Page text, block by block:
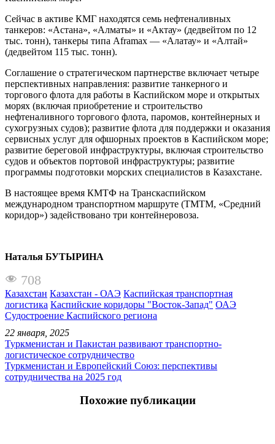
Сейчас в активе КМГ находятся семь нефтеналивных
танкеров: «Астана», «Алматы» и «Актау» (дедвейтом по 12
тыс. тонн), танкеры типа Aframax — «Алатау» и «Алтай»
(дедвейтом 115 тыс. тонн).
Соглашение о стратегическом партнерстве включает четыре
перспективных направления: развитие танкерного и
торгового флота для работы в Каспийском море и открытых
морях (включая приобретение и строительство
нефтеналивного торгового флота, паромов, контейнерных и
сухогрузных судов); развитие флота для поддержки и оказания
сервисных услуг для офшорных проектов в Каспийском море;
развитие береговой инфраструктуры, включая строительство
судов и объектов портовой инфраструктуры; развитие
программы подготовки морских специалистов в Казахстане.
В настоящее время КМТФ на Транскаспийском
международном транспортном маршруте (ТМТМ, «Средний
коридор») задействовано три контейнеровоза.
Наталья БУТЫРИНА
708
Казахстан Казахстан - ОАЭ Каспийская транспортная
логистика Каспийские коридоры "Восток-Запад" ОАЭ
Судостроение Каспийского региона
22 января, 2025
Туркменистан и Пакистан развивают транспортно-
логистическое сотрудничество
Туркменистан и Европейский Союз: перспективы
сотрудничества на 2025 год
Похожие публикации